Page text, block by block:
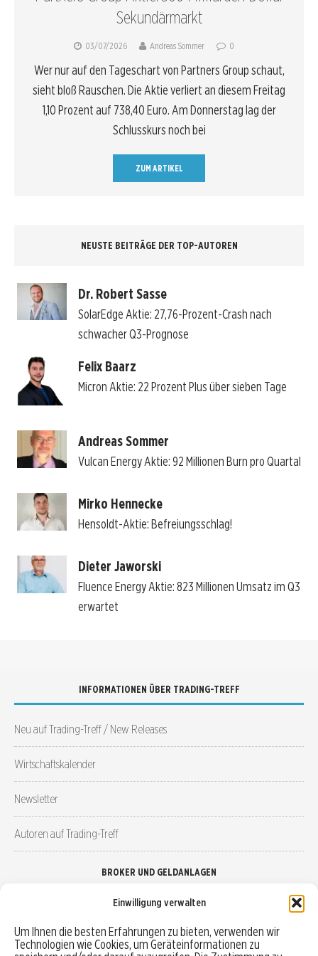
Einwilligung verwalten
Um Ihnen die besten Erfahrungen zu bieten, verwenden wir
Technologien wie Cookies, um Geräteinformationen zu
Sekundärmarkt
03/07/2026 Andreas Sommer 0
Wer nur auf den Tageschart von Partners Group schaut,
sieht bloß Rauschen. Die Aktie verliert an diesem Freitag
1,10 Prozent auf 738,40 Euro. Am Donnerstag lag der
Schlusskurs noch bei
ZUM ARTIKEL
NEUSTE BEITRÄGE DER TOP-AUTOREN
Dr. Robert Sasse
SolarEdge Aktie: 27,76-Prozent-Crash nach
schwacher Q3-Prognose
Felix Baarz
Micron Aktie: 22 Prozent Plus über sieben Tage
Andreas Sommer
Vulcan Energy Aktie: 92 Millionen Burn pro Quartal
Mirko Hennecke
Hensoldt-Aktie: Befreiungsschlag!
Dieter Jaworski
Fluence Energy Aktie: 823 Millionen Umsatz im Q3
erwartet
INFORMATIONEN ÜBER TRADING-TREFF
Neu auf Trading-Treff / New Releases
Wirtschaftskalender
Newsletter
Autoren auf Trading-Treff
BROKER UND GELDANLAGEN
Robo-Advisor vergleichen